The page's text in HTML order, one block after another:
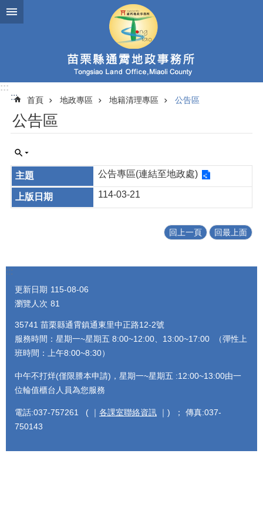
跳到主要內容區塊
:::
:::
首頁 地政專區 地籍清理專區 公告區
公告區
公告專區(連結至地政處)​
114-03-21
回上一頁 回最上面
:::
更新日期 115-08-06
瀏覽人次 81
35741 苗栗縣通霄鎮通東里中正路12-2號
服務時間：星期一~星期五 8:00~12:00、13:00~17:00 （彈性上
班時間：上午8:00~8:30）
中午不打烊(僅限謄本申請)，星期一~星期五 :12:00~13:00由一
位輪值櫃台人員為您服務
電話:037-757261 ( ｜ 各課室聯絡資訊 ｜) ； 傳真:037-
750143